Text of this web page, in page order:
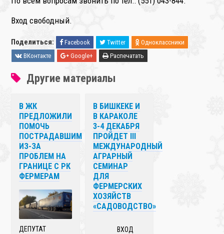
Вход свободный.
Поделиться: Facebook Twitter
Одноклассники
ВКонтакте
Google+ Распечатать
Другие материалы
В ЖК
ПРЕДЛОЖИЛИ
ПОМОЧЬ
ПОСТРАДАВШИМ
ИЗ-ЗА
ПРОБЛЕМ НА
ГРАНИЦЕ С РК
ФЕРМЕРАМ
ДЕПУТАТ
В БИШКЕКЕ И
В КАРАКОЛЕ
3-4 ДЕКАБРЯ
ПРОЙДЕТ III
МЕЖДУНАРОДНЫЙ
АГРАРНЫЙ
СЕМИНАР
ДЛЯ
ФЕРМЕРСКИХ
ХОЗЯЙСТВ
«CАДОВОДСТВО»
ВХОД